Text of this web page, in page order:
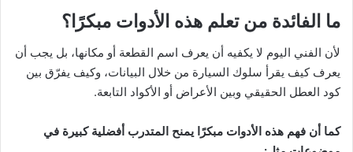
ما الفائدة من تعلم هذه الأدوات مبكرًا؟
لأن الفني اليوم لا يكفيه أن يعرف اسم القطعة أو مكانها، بل يجب أن
يعرف كيف يقرأ سلوك السيارة من خلال البيانات، وكيف يفرّق بين
كود العطل الحقيقي وبين الأعراض أو الأكواد التابعة.
كما أن فهم هذه الأدوات مبكرًا يمنح المتدرب أفضلية كبيرة في